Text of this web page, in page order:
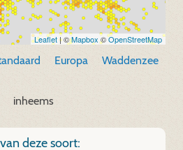
Leaflet| ©Mapbox©OpenStreetMap
Europa Waddenzee
inheems
deze soort: